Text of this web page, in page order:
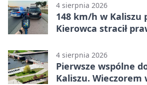
4 sierpnia 2026
148 km/h w Kaliszu
Kierowca stracił
4 sierpnia 2026
Pierwsze wspólne
Kaliszu. Wieczorem